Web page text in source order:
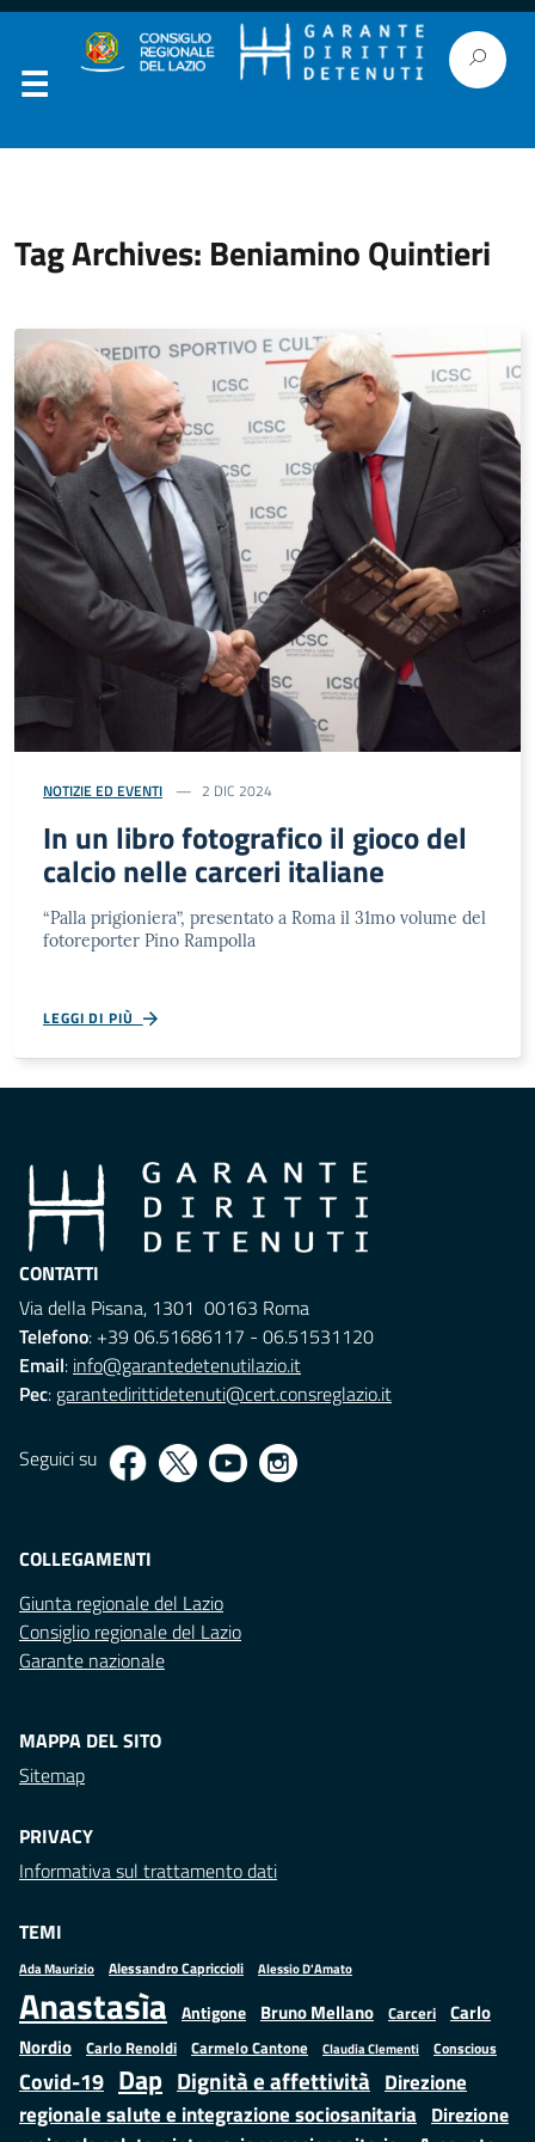
Tag Archives: Beniamino Quintieri
NOTIZIE ED EVENTI 2 DIC 2024
In un libro fotografico il gioco del
calcio nelle carceri italiane
“Palla prigioniera”, presentato a Roma il 31mo volume del
fotoreporter Pino Rampolla
LEGGI DI PIÙ
CONTATTI
Via della Pisana, 1301 00163 Roma
Telefono: +39 06.51686117 - 06.51531120
Email: info@garantedetenutilazio.it
Pec: garantedirittidetenuti@cert.consreglazio.it
Seguici su
COLLEGAMENTI
Giunta regionale del Lazio
Consiglio regionale del Lazio
Garante nazionale
MAPPA DEL SITO
Sitemap
PRIVACY
Informativa sul trattamento dati
TEMI
Ada Maurizio Alessandro Capriccioli Alessio D'Amato
Anastasìa Antigone Bruno Mellano Carceri
Carlo
Nordio Carlo Renoldi Carmelo Cantone Claudia Clementi Conscious
Covid-19 Dap Dignità e affettività Direzione
regionale salute e integrazione sociosanitaria Direzione